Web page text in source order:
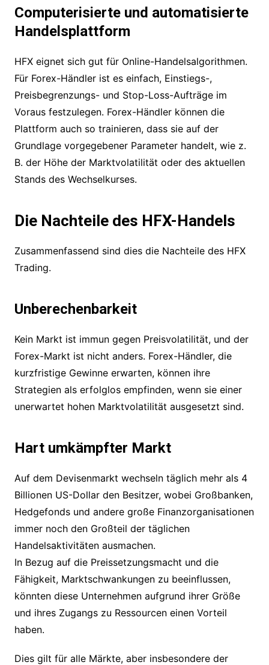
Computerisierte und automatisierte
Handelsplattform
HFX eignet sich gut für Online-Handelsalgorithmen.
Für Forex-Händler ist es einfach, Einstiegs-,
Preisbegrenzungs- und Stop-Loss-Aufträge im
Voraus festzulegen. Forex-Händler können die
Plattform auch so trainieren, dass sie auf der
Grundlage vorgegebener Parameter handelt, wie z.
B. der Höhe der Marktvolatilität oder des aktuellen
Stands des Wechselkurses.
Die Nachteile des HFX-Handels
Zusammenfassend sind dies die Nachteile des HFX
Trading.
Unberechenbarkeit
Kein Markt ist immun gegen Preisvolatilität, und der
Forex-Markt ist nicht anders. Forex-Händler, die
kurzfristige Gewinne erwarten, können ihre
Strategien als erfolglos empfinden, wenn sie einer
unerwartet hohen Marktvolatilität ausgesetzt sind.
Hart umkämpfter Markt
Auf dem Devisenmarkt wechseln täglich mehr als 4
Billionen US-Dollar den Besitzer, wobei Großbanken,
Hedgefonds und andere große Finanzorganisationen
immer noch den Großteil der täglichen
Handelsaktivitäten ausmachen.
In Bezug auf die Preissetzungsmacht und die
Fähigkeit, Marktschwankungen zu beeinflussen,
könnten diese Unternehmen aufgrund ihrer Größe
und ihres Zugangs zu Ressourcen einen Vorteil
haben.
Dies gilt für alle Märkte, aber insbesondere der